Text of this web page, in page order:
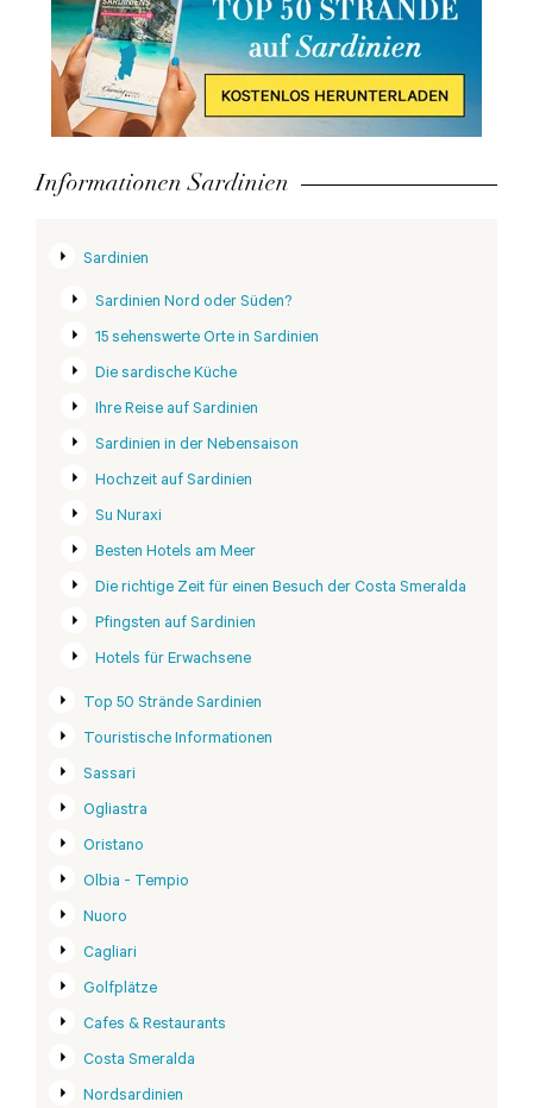
Informationen Sardinien
Sardinien
Sardinien Nord oder Süden?
15 sehenswerte Orte in Sardinien
Die sardische Küche
Ihre Reise auf Sardinien
Sardinien in der Nebensaison
Hochzeit auf Sardinien
Su Nuraxi
Besten Hotels am Meer
Die richtige Zeit für einen Besuch der Costa Smeralda
Pfingsten auf Sardinien
Hotels für Erwachsene
Top 50 Strände Sardinien
Touristische Informationen
Sassari
Ogliastra
Oristano
Olbia - Tempio
Nuoro
Cagliari
Golfplätze
Cafes & Restaurants
Costa Smeralda
Nordsardinien